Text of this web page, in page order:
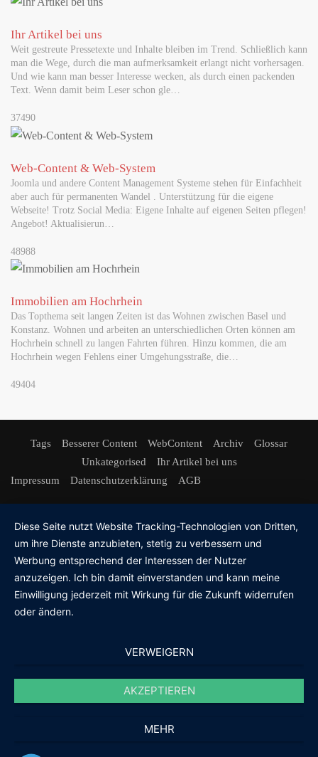
Ihr Artikel bei uns
Weit gestreute Pressetexte und Inhalte bleiben im Trend. Schließlich kann
man die Wege, durch die man aufmerksamkeit erlangt nicht vorhersagen.
Und wie kann man besser Interesse wecken, als durch einen packenden
Text. Wenn damit beim Leser schon gle…
37490
Web-Content & Web-System
Joomla und andere Content Management Systeme stehen für Einfachheit
aber auch für permanenten Wandel . Unterstützung für die eigene
Webseite! Trotz Social Media: Eigene Inhalte auf eigenen Seiten pflegen!
Angebot! Aktualisierun…
48988
Immobilien am Hochrhein
Das Topthema seit langen Zeiten ist das Wohnen zwischen Basel und
Konstanz. Wohnen und arbeiten an unterschiedlichen Orten können am
Hochrhein schnell zu langen Fahrten führen. Hinzu kommen, die am
Hochrhein wegen Fehlens einer Umgehungsstraße, die…
49404
Tags Besserer Content WebContent Archiv
Glossar
Unkategorised
Ihr Artikel bei uns
Impressum
Datenschutzerklärung AGB
Diese Seite nutzt Website Tracking-Technologien von Dritten,
um ihre Dienste anzubieten, stetig zu verbessern und
Werbung entsprechend der Interessen der Nutzer
anzuzeigen. Ich bin damit einverstanden und kann meine
Einwilligung jederzeit mit Wirkung für die Zukunft widerrufen
oder ändern.
VERWEIGERN
AKZEPTIEREN
MEHR